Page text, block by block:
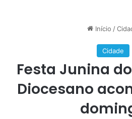
Início /
Cidade
Festa Junina
Diocesano